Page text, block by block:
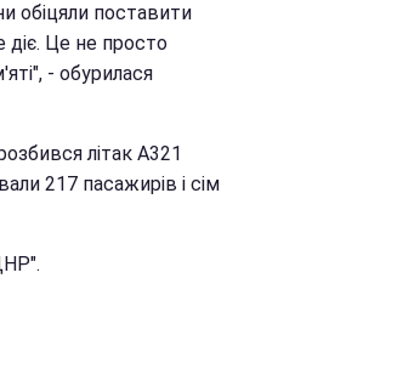
обіцяли поставити
діє. Це не просто
- обурилася
літак A321
217 пасажирів і сім